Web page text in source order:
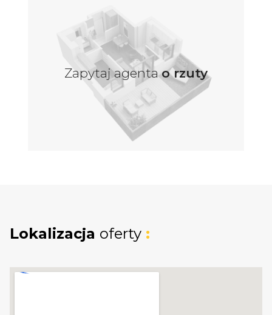
doskonałe doświetlenie, a aneks kuchenny
można dostosować do własnych potrzeb. W
mieszkaniu znajduje się również drugi pokój,
który może pełnić funkcję sypialni, biura lub
pokoju gościnnego - wszystko zależy od
indywidualnych potrzeb mieszkańców.
Łazienka została zaprojektowana z myślą o
komforcie, oferując odpowiednią przestrzeń
miejsca parkingowego w hali garażowej 35 000
Zapytaj agentao rzuty
Lokalizacja oferty :